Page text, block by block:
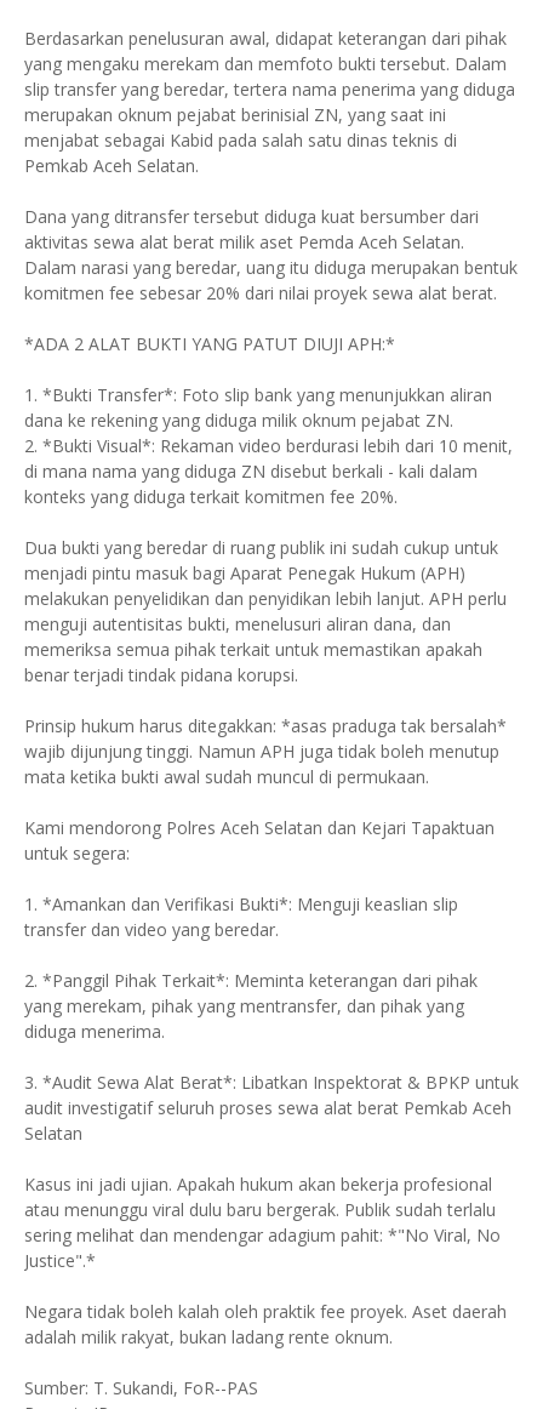
Berdasarkan penelusuran awal, didapat keterangan dari pihak
yang mengaku merekam dan memfoto bukti tersebut. Dalam
slip transfer yang beredar, tertera nama penerima yang diduga
merupakan oknum pejabat berinisial ZN, yang saat ini
menjabat sebagai Kabid pada salah satu dinas teknis di
Pemkab Aceh Selatan.
Dana yang ditransfer tersebut diduga kuat bersumber dari
aktivitas sewa alat berat milik aset Pemda Aceh Selatan.
Dalam narasi yang beredar, uang itu diduga merupakan bentuk
komitmen fee sebesar 20% dari nilai proyek sewa alat berat.
*ADA 2 ALAT BUKTI YANG PATUT DIUJI APH:*
1. *Bukti Transfer*: Foto slip bank yang menunjukkan aliran
dana ke rekening yang diduga milik oknum pejabat ZN.
2. *Bukti Visual*: Rekaman video berdurasi lebih dari 10 menit,
di mana nama yang diduga ZN disebut berkali - kali dalam
konteks yang diduga terkait komitmen fee 20%.
Dua bukti yang beredar di ruang publik ini sudah cukup untuk
menjadi pintu masuk bagi Aparat Penegak Hukum (APH)
melakukan penyelidikan dan penyidikan lebih lanjut. APH perlu
menguji autentisitas bukti, menelusuri aliran dana, dan
memeriksa semua pihak terkait untuk memastikan apakah
benar terjadi tindak pidana korupsi.
Prinsip hukum harus ditegakkan: *asas praduga tak bersalah*
wajib dijunjung tinggi. Namun APH juga tidak boleh menutup
mata ketika bukti awal sudah muncul di permukaan.
Kami mendorong Polres Aceh Selatan dan Kejari Tapaktuan
untuk segera:
1. *Amankan dan Verifikasi Bukti*: Menguji keaslian slip
transfer dan video yang beredar.
2. *Panggil Pihak Terkait*: Meminta keterangan dari pihak
yang merekam, pihak yang mentransfer, dan pihak yang
diduga menerima.
3. *Audit Sewa Alat Berat*: Libatkan Inspektorat & BPKP untuk
audit investigatif seluruh proses sewa alat berat Pemkab Aceh
Selatan
Kasus ini jadi ujian. Apakah hukum akan bekerja profesional
atau menunggu viral dulu baru bergerak. Publik sudah terlalu
sering melihat dan mendengar adagium pahit: *"No Viral, No
Justice".*
Negara tidak boleh kalah oleh praktik fee proyek. Aset daerah
adalah milik rakyat, bukan ladang rente oknum.
Sumber: T. Sukandi, FoR--PAS